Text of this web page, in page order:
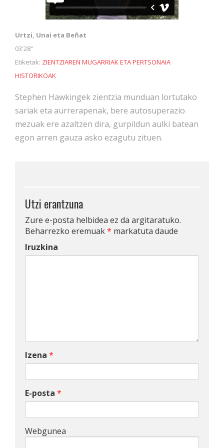
Urtzi, Unai eta Beñat
03'28''
Etiketak: ZIENTZIAREN MUGARRIAK ETA PERTSONAIA
HISTORIKOAK
Stephen Hawkingek zientzia munduan lortutako
sariak eta aurrerapenak, bere autosuperazio
mezuak ere azaltzen dira, gurpildun aulki batean
egon arren gauza asko ezagutu zituen.
Utzi erantzuna
Zure e-posta helbidea ez da argitaratuko.
Beharrezko eremuak* markatuta daude
Iruzkina
Izena *
E-posta *
Webgunea